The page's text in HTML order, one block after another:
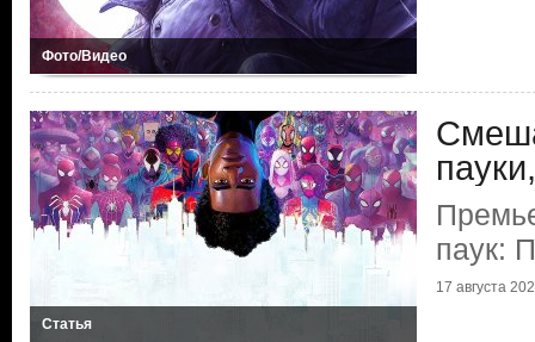
Фото/Видео
Статья
паук:
17 августа